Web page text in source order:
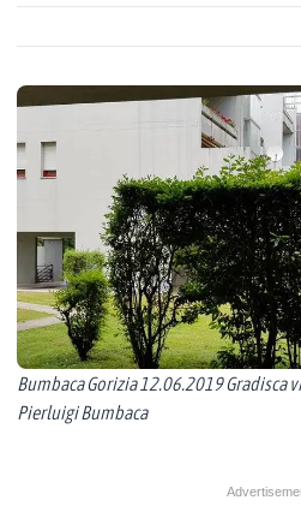
Bumbaca Gorizia 12.06.2019 Gradisca
Pierluigi Bumbaca